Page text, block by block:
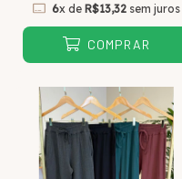
6x de R$13,32sem juros
COMPRAR